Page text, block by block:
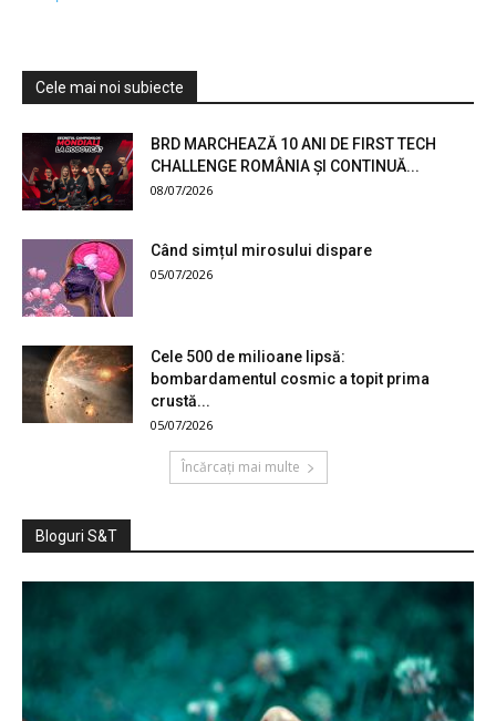
Cele mai noi subiecte
BRD MARCHEAZĂ 10 ANI DE FIRST TECH
CHALLENGE ROMÂNIA ȘI CONTINUĂ...
08/07/2026
Când simțul mirosului dispare
05/07/2026
Cele 500 de milioane lipsă:
bombardamentul cosmic a topit prima
crustă...
05/07/2026
Încărcați mai multe
Bloguri S&T